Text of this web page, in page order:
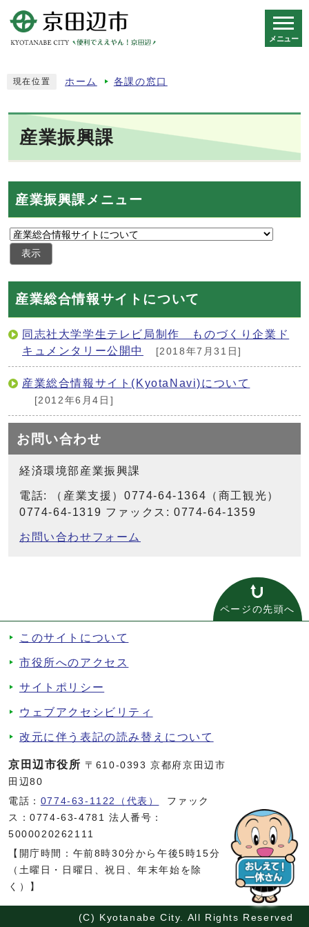
メニュー
現在位置 ホーム 各課の窓口
産業振興課
産業振興課メニュー
表示
産業総合情報サイトについて
同志社大学学生テレビ局制作 ものづくり企業ド
キュメンタリー公開中
[2018年7月31日]
産業総合情報サイト(KyotaNavi)について
[2012年6月4日]
お問い合わせ
経済環境部産業振興課
電話: （産業支援）0774-64-1364（商工観光）
0774-64-1319 ファックス: 0774-64-1359
お問い合わせフォーム
ページの先頭へ
このサイトについて
市役所へのアクセス
サイトポリシー
ウェブアクセシビリティ
改元に伴う表記の読み替えについて
京田辺市役所 〒610-0393 京都府京田辺市
田辺80
電話： 0774-63-1122（代表）
ファック
ス：0774-63-4781 法人番号：
5000020262111
【開庁時間：午前8時30分から午後5時15分
（土曜日・日曜日、祝日、年末年始を除
く）】
(C) Kyotanabe City. All Rights Reserved